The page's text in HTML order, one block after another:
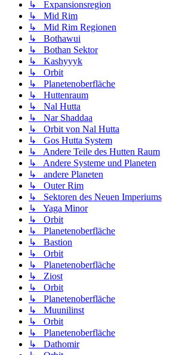
↳ Expansionsregion
↳ Mid Rim
↳ Mid Rim Regionen
↳ Bothawui
↳ Bothan Sektor
↳ Kashyyyk
↳ Orbit
↳ Planetenoberfläche
↳ Huttenraum
↳ Nal Hutta
↳ Nar Shaddaa
↳ Orbit von Nal Hutta
↳ Gos Hutta System
↳ Andere Teile des Hutten Raum
↳ Andere Systeme und Planeten
↳ andere Planeten
↳ Outer Rim
↳ Sektoren des Neuen Imperiums
↳ Yaga Minor
↳ Orbit
↳ Planetenoberfläche
↳ Bastion
↳ Orbit
↳ Planetenoberfläche
↳ Ziost
↳ Orbit
↳ Planetenoberfläche
↳ Muunilinst
↳ Orbit
↳ Planetenoberfläche
↳ Dathomir